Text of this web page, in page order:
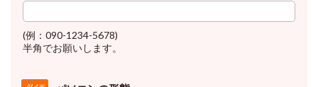
(例：090-1234-5678)
半角でお願いします。